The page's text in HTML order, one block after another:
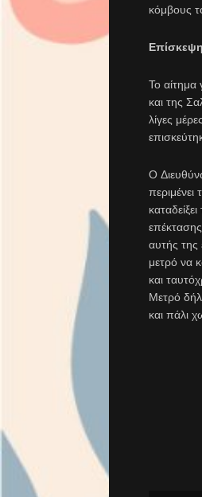
κόμβους
Το αίτημα
και της
λίγες
Ο
αυτής της
μετρό να
και
Μετρό
και πάλι